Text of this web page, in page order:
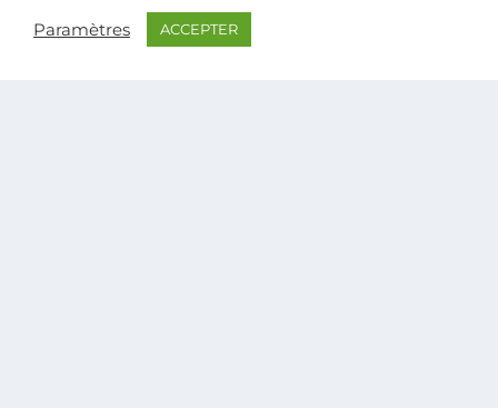
THÉMATIQUES
Paramètres ACCEPTER